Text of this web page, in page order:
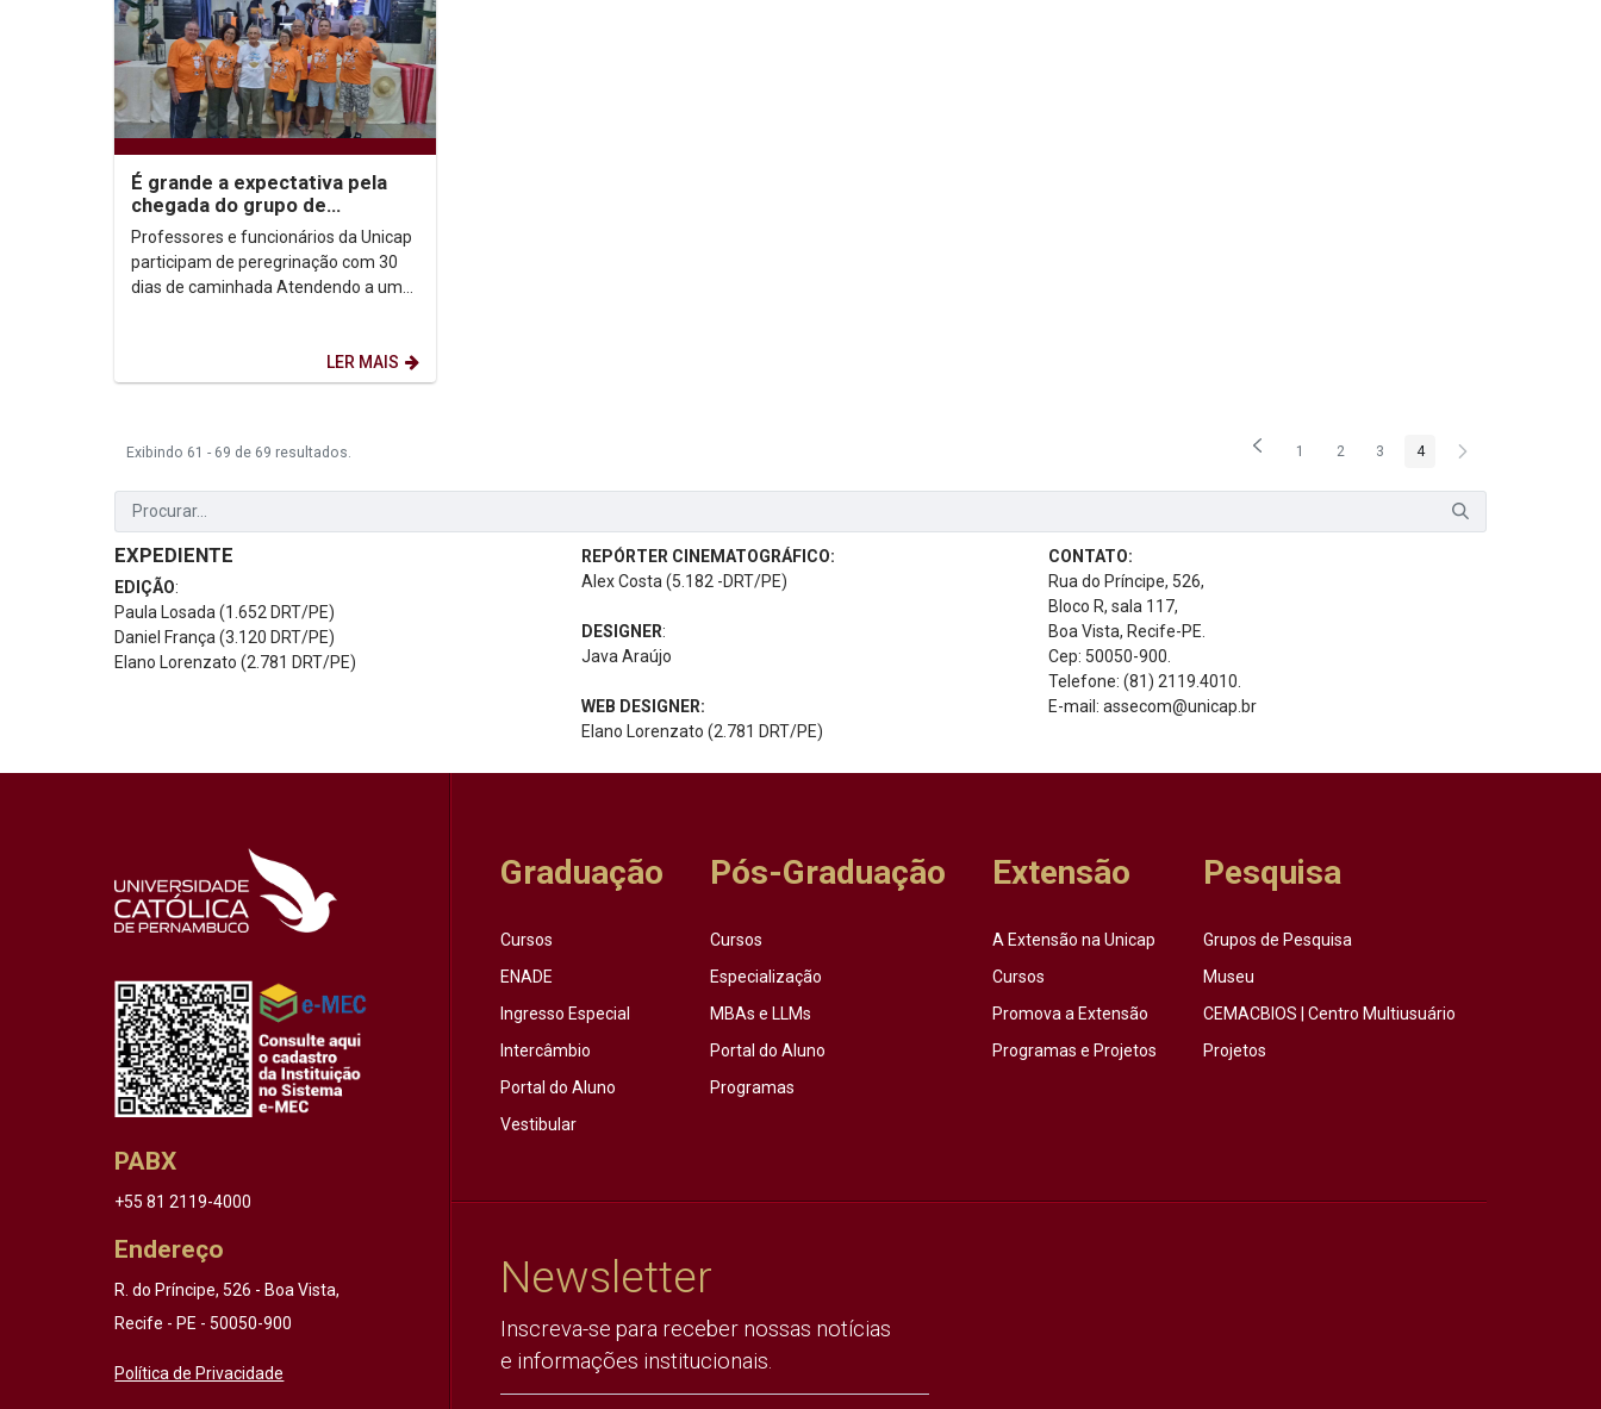
É grande a expectativa pela
chegada do grupo de
peregrinas e peregrinos da
Unicap
Professores e funcionários da Unicap
participam de peregrinação com 30
dias de caminhada Atendendo a uma
LER MAIS
Exibindo 61 - 69 de 69 resultados. Página
1 Página
2 Página
3 Página
4
EXPEDIENTE
EDIÇÃO:
Paula Losada (1.652 DRT/PE)
Daniel França (3.120 DRT/PE)
Elano Lorenzato (2.781 DRT/PE)
REPÓRTER CINEMATOGRÁFICO:
Alex Costa (5.182 -DRT/PE)
DESIGNER:
Java Araújo
WEB DESIGNER:
Elano Lorenzato (2.781 DRT/PE)
CONTATO:
Rua do Príncipe, 526,
Bloco R, sala 117,
Boa Vista, Recife-PE.
Cep: 50050-900.
Telefone: (81) 2119.4010.
E-mail: assecom@unicap.br
PABX
+55 81 2119-4000
Endereço
R. do Príncipe, 526 - Boa Vista,
Recife - PE - 50050-900
Política de Privacidade
Graduação
Cursos
ENADE
Ingresso Especial
Intercâmbio
Portal do Aluno
Vestibular
Pós-Graduação
Cursos
Especialização
MBAs e LLMs
Portal do Aluno
Programas
Extensão
A Extensão na Unicap
Cursos
Promova a Extensão
Programas e Projetos
Pesquisa
Grupos de Pesquisa
Museu
CEMACBIOS | Centro Multiusuário
Projetos
Newsletter
Inscreva-se para receber nossas notícias
e informações institucionais.